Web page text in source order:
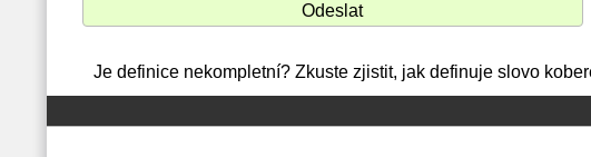
Je definice nekompletní? Zkuste zjistit, jak definuje slovo